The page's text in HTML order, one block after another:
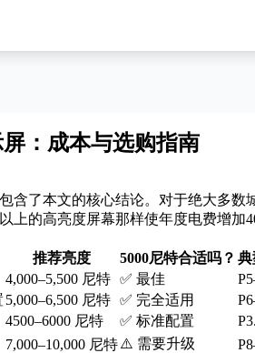
：成本与选购指南
了本文的核心结论。对于绝大多数
上的高亮度屏幕那样使年度电费增
推荐亮度 5000尼特合适吗？ 典
4,000–5,500 尼特 ✅ 最佳
5,000–6,500 尼特 ✅ 完全适用
4500–6000 尼特 ✅ 标准配置
7,000–10,000 尼特⚠️ 需要升级